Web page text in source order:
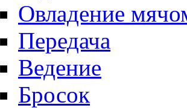
Овладение
Передача
Ведение
Бросок